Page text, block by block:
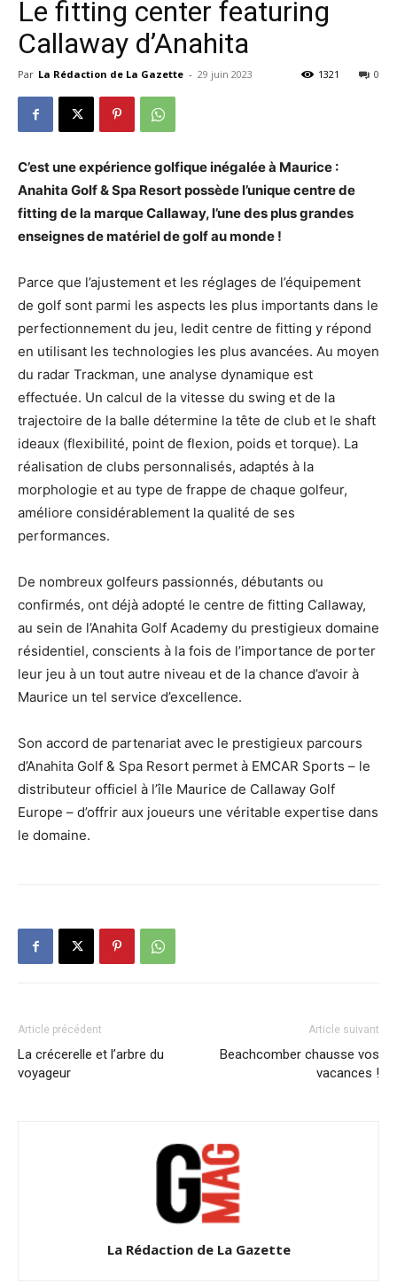
Le fitting center featuring
Callaway d’Anahita
Par La Rédaction de La Gazette - 29 juin 2023 0
1321
C’est une expérience golfique inégalée à Maurice :
Anahita Golf & Spa Resort possède l’unique centre de
fitting de la marque Callaway, l’une des plus grandes
enseignes de matériel de golf au monde !
Parce que l’ajustement et les réglages de l’équipement
de golf sont parmi les aspects les plus importants dans le
perfectionnement du jeu, ledit centre de fitting y répond
en utilisant les technologies les plus avancées. Au moyen
du radar Trackman, une analyse dynamique est
effectuée. Un calcul de la vitesse du swing et de la
trajectoire de la balle détermine la tête de club et le shaft
ideaux (flexibilité, point de flexion, poids et torque). La
réalisation de clubs personnalisés, adaptés à la
morphologie et au type de frappe de chaque golfeur,
améliore considérablement la qualité de ses
performances.
De nombreux golfeurs passionnés, débutants ou
confirmés, ont déjà adopté le centre de fitting Callaway,
au sein de l’Anahita Golf Academy du prestigieux domaine
résidentiel, conscients à la fois de l’importance de porter
leur jeu à un tout autre niveau et de la chance d’avoir à
Maurice un tel service d’excellence.
Son accord de partenariat avec le prestigieux parcours
d’Anahita Golf & Spa Resort permet à EMCAR Sports – le
distributeur officiel à l’île Maurice de Callaway Golf
Europe – d’offrir aux joueurs une véritable expertise dans
le domaine.
Article précédent
La crécerelle et l’arbre du
voyageur
Article suivant
Beachcomber chausse vos
vacances !
La Rédaction de La Gazette